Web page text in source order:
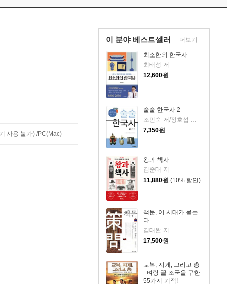
이 분야 베스트셀러
최소한의 한국사
최태성 저
12,600원
술술 한국사 2
7,350원
왕과 책사
김준태 저
11,880원 (10% 할인)
책문, 이 시대가 묻는
다
김태완 저
17,500원
교복, 지게, 그리고 총
- 벼랑 끝 조국을 구한
55가지 기적!
더보기
사용 불가) /PC(Mac)